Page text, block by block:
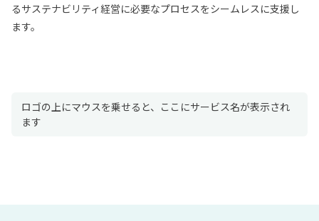
るサステナビリティ経営に必要なプロセスをシームレスに支援し
ます。
ロゴの上にマウスを乗せると、ここにサービス名が表示され
ます